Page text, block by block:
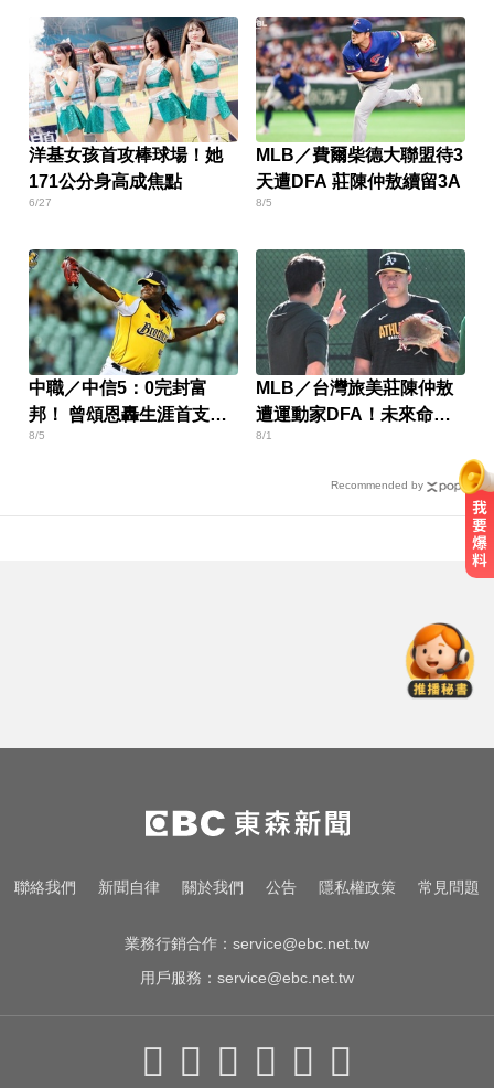
洋基女孩首攻棒球場！她
171公分身高成焦點
6/27
MLB／費爾柴德大聯盟待3
天遭DFA 莊陳仲敖續留3A
8/5
中職／中信5：0完封富
邦！ 曾頌恩轟生涯首支代
打全壘打
8/5
MLB／台灣旅美莊陳仲敖
遭運動家DFA！未來命運
曝光
8/1
Recommended by
了
漢光首日共機大舉逼近！偵獲14架
共機、9艘共艦
三商壽9/1股票下市！12/1正式更名
聯絡我們 新聞自律 關於我們 公告 隱私權政策 常見問題
業務行銷合作： service@ebc.net.tw
用戶服務： service@ebc.net.tw